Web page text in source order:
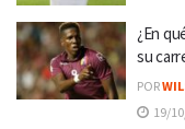
¿En
su
POR
19/